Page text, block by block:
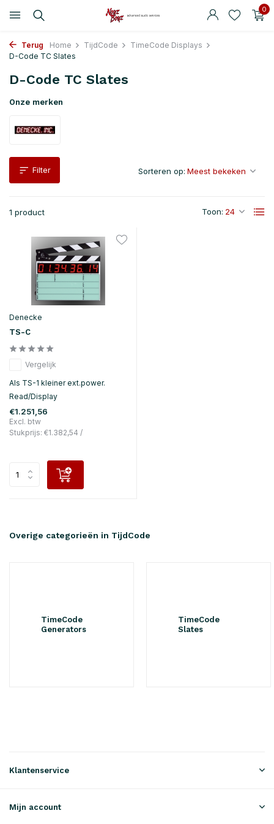
0
Terug Home TijdCode
TimeCode Displays
D-Code TC Slates
D-Code TC Slates
Onze merken
Filter
1 product Toon:
Sorteren op:
Denecke
TS-C
Vergelijk
Als TS-1 kleiner ext.power.
Read/Display
€1.251,56
Excl. btw
Stukprijs: €1.382,54 /
Overige categorieën in TijdCode
TimeCode
Generators
TimeCode
Slates
Klantenservice
Mijn account